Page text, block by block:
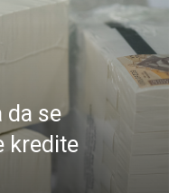
da se
kredite